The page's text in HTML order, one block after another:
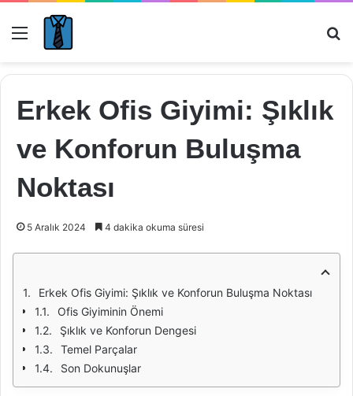
Menü
Erkek Ofis Giyimi: Şıklık
ve Konforun Buluşma
Noktası
5 Aralık 2024 4 dakika okuma süresi
Erkek Ofis Giyimi: Şıklık ve Konforun Buluşma Noktası
Ofis Giyiminin Önemi
Şıklık ve Konforun Dengesi
Temel Parçalar
Son Dokunuşlar